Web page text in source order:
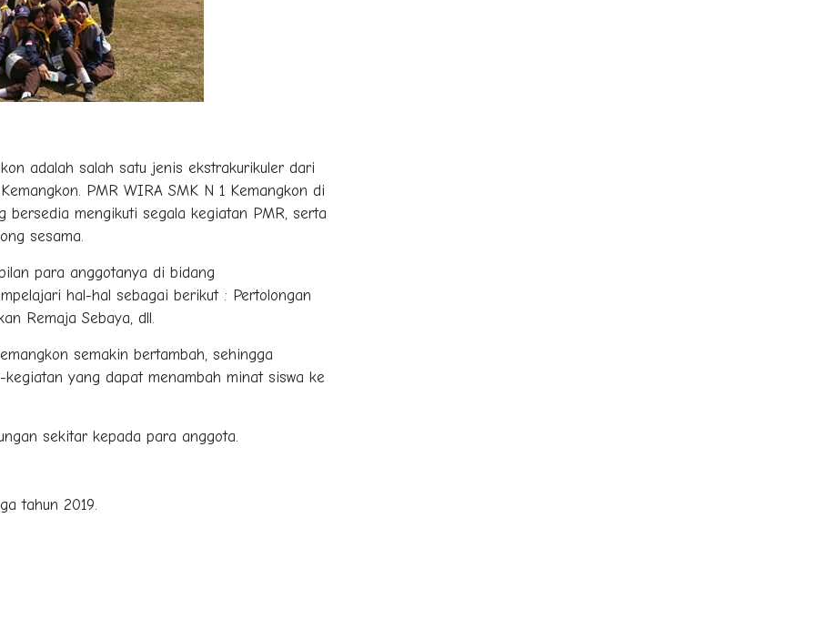
adalah salah satu jenis ekstrakurikuler dari
PMR WIRA SMK N 1 Kemangkon di
bersedia mengikuti segala kegiatan PMR, serta
sesama.
para anggotanya di bidang
hal-hal sebagai berikut : Pertolongan
Remaja Sebaya, dll.
semakin bertambah, sehingga
yang dapat menambah minat siswa ke
sekitar kepada para anggota.
tahun 2019.